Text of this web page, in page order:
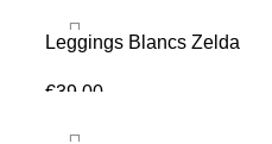
Leggings Blancs Zelda
€39.00